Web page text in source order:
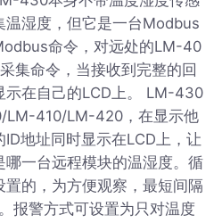
温湿度，但它是一台Modbus
命令，对远处的LM-40
集命令，当接收到完整的回
示在自己的LCD上。 LM-430
LM-410/LM-420，在显示他
地址同时显示在LCD上，让
哪一台远程模块的温湿度。循
的，为方便观察，最短间隔
报警方式可设置为只对温度